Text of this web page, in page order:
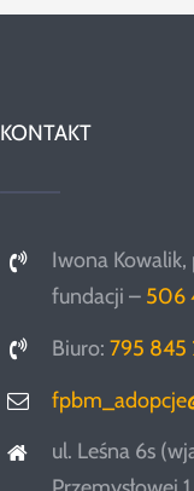
KONTAKT
Iwona Kowalik,
fundacji – 506
Biuro: 795 845
ul. Leśna 6s